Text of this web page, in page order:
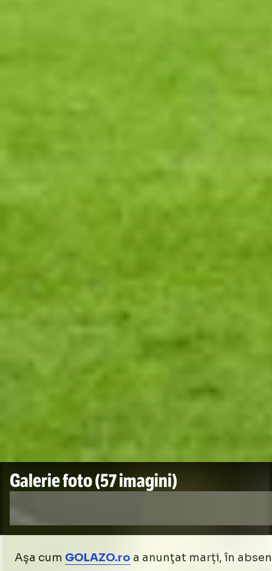
Galerie foto(57 imagini)
Aşa cum GOLAZO.ro a anunţat marți, în